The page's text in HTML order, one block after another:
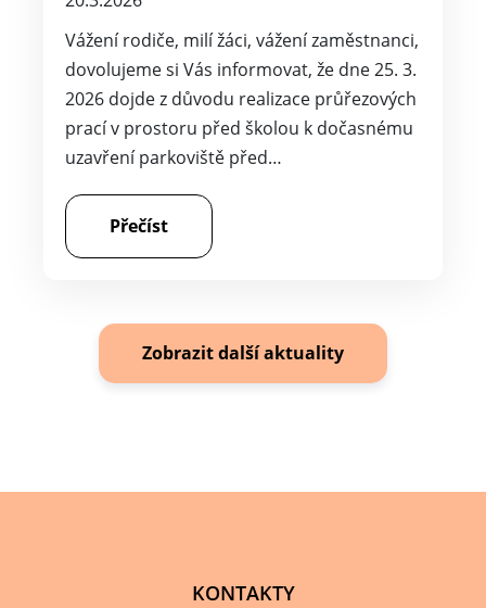
Přečíst
Zobrazit další aktuality
TELEFON